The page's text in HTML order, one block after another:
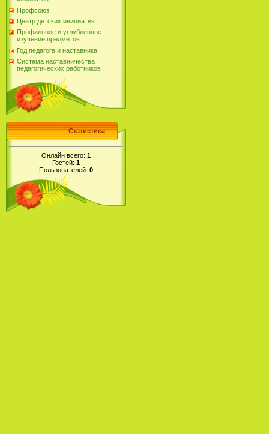
Профсоюз
Центр детских инициатив
Профильное и углубленное
изучение предметов
Год педагога и наставника
Система наставничества
педагогических работников
Статистика
Онлайн всего: 1
Гостей: 1
Пользователей: 0